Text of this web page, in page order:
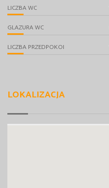
LICZBA WC
GLAZURA WC
LICZBA PRZEDPOKOI
LOKALIZACJA